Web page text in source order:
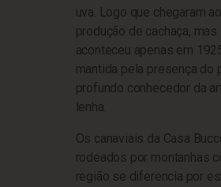
uva. Logo que chegaram
produção de cachaça,
aconteceu apenas em
mantida pela presença do
profundo conhecedor da
lenha.
Os canaviais da Casa
rodeados por montanhas
região se diferencia por